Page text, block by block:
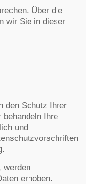
Über die
wir Sie in dieser
den Schutz Ihrer
behandeln Ihre
und
werden
erhoben.